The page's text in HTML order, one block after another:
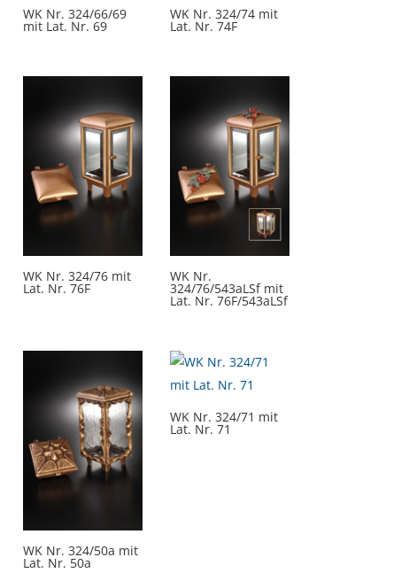
WK Nr. 324/66/69
mit Lat. Nr. 69
WK Nr. 324/74 mit
Lat. Nr. 74F
WK Nr. 324/76 mit
Lat. Nr. 76F
WK Nr.
324/76/543aLSf mit
Lat. Nr. 76F/543aLSf
WK Nr. 324/50a mit
Lat. Nr. 50a
WK Nr. 324/71 mit
Lat. Nr. 71